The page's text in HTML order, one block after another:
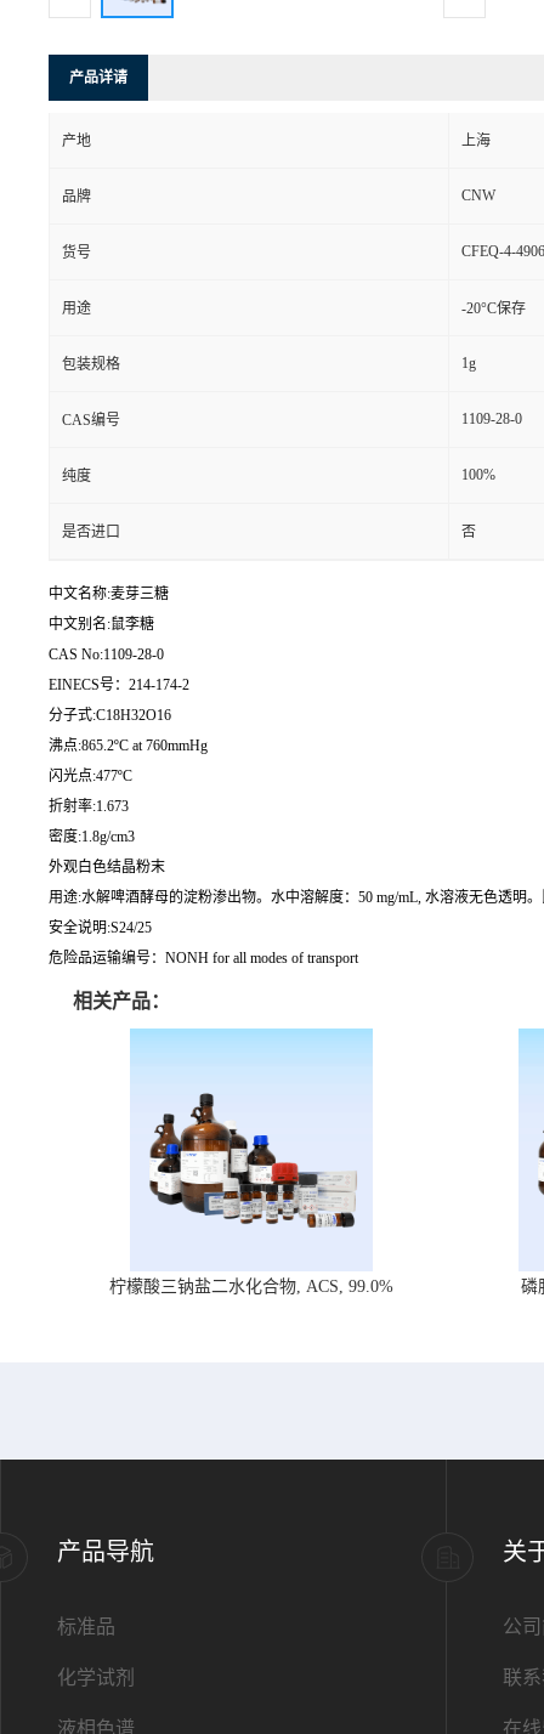
产品详请
产地 上海
品牌 CNW
货号 CFEQ-4-
用途 -20°C保存
包装规格 1g
CAS编号 1109-28-0
纯度 100%
是否进口 否
中文名称:麦芽三糖
中文别名:鼠李糖
CAS No:1109-28-0
EINECS号：214-174-2
分子式:C18H32O16
沸点:865.2ºC at 760mmHg
闪光点:477ºC
折射率:1.673
密度:1.8g/cm3
外观白色结晶粉末
用途:水解啤酒酵母的淀粉渗出物。水中溶解度：50 mg/mL, 水溶液无色透明。
安全说明:S24/25
危险品运输编号：NONH for all modes of transport
相关产品：
柠檬酸三钠盐二水化合物, ACS, 99.0% 磷
产品导航
标准品
化学试剂
液相色谱
关
公
联
在